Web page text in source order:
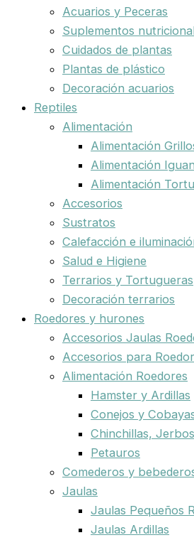
Acuarios y Peceras
Suplementos
Cuidados de plantas
Plantas de plástico
Decoración acuarios
Reptiles
Alimentación
Alimentación
Alimentación
Alimentación
Accesorios
Sustratos
Calefacción e
Salud e Higiene
Terrarios y Tortugueras
Decoración terrarios
Roedores y hurones
Accesorios Jaulas
Accesorios para
Alimentación Roedores
Hamster y Ardillas
Conejos y
Chinchillas,
Petauros
Comederos y
Jaulas
Jaulas Pequeños
Jaulas Ardillas